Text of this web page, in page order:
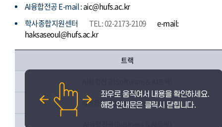
AI융합전공 E-mail :aic@hufs.ac.kr
학사종합지원센터
TEL: 02-2173-2109
e-mail:
haksaseoul@hufs.ac.kr
트랙
AI융합전공(Language & AI트랙)